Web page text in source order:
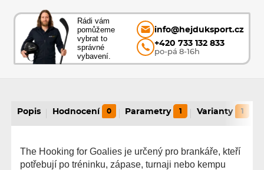
Rádi vám
pomůžeme
vybrat to
správné
vybavení.
info@hejduksport.cz
+420 733 132 833
po-pá 8-16h
Popis Hodnocení 0 Parametry 1 Varianty 1
The Hooking for Goalies je určený pro brankáře, kteří
potřebují po tréninku, zápase, turnaji nebo kempu